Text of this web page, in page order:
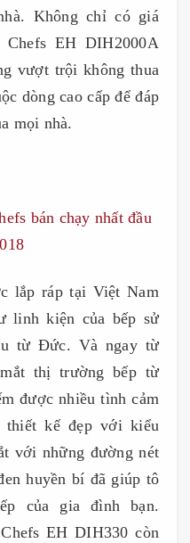
Không chỉ có giá
EH DIH2000A
vượt trội không thua
dòng cao cấp để đáp
mọi nhà.
lắp ráp tại Việt Nam
linh kiện của bếp sử
từ Đức. Và ngay từ
thị trường bếp từ
được nhiều tình cảm
thiết kế đẹp với kiểu
với những đường nét
huyền bí đã giúp tô
của gia đình bạn.
EH DIH330 còn